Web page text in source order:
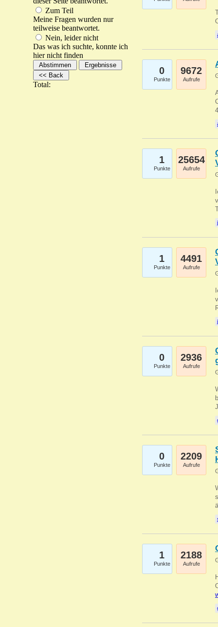
Zum Teil
Meine Fragen wurden nur
teilweise beantwortet.
Nein, leider nicht
Das was ich suchte, konnte ich
hier nicht finden
Total:
0
Punkte
9672
Aufrufe
1
Punkte
25654
Aufrufe
1
Punkte
4491
Aufrufe
0
Punkte
2936
Aufrufe
0
Punkte
2209
Aufrufe
1
Punkte
2188
Aufrufe